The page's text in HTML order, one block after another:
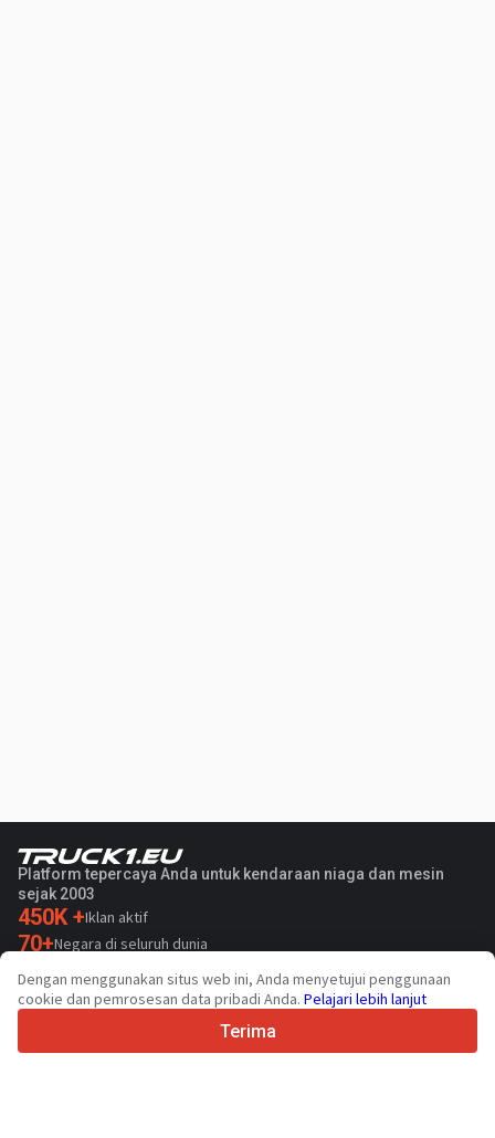
Platform tepercaya Anda untuk kendaraan niaga dan mesin
sejak 2003
450K +Iklan aktif
70+Negara di seluruh dunia
36 Bahasa yang didukung
4.7/5
Dengan menggunakan situs web ini, Anda menyetujui penggunaan
cookie dan pemrosesan data pribadi Anda. Pelajari lebih lanjut
Terima